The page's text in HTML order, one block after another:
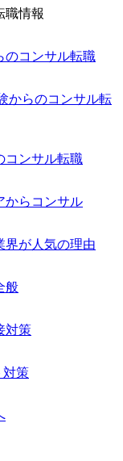
職情報
のコンサル転職
からのコンサル転
コンサル転職
からコンサル
界が人気の理由
般
対策
対策